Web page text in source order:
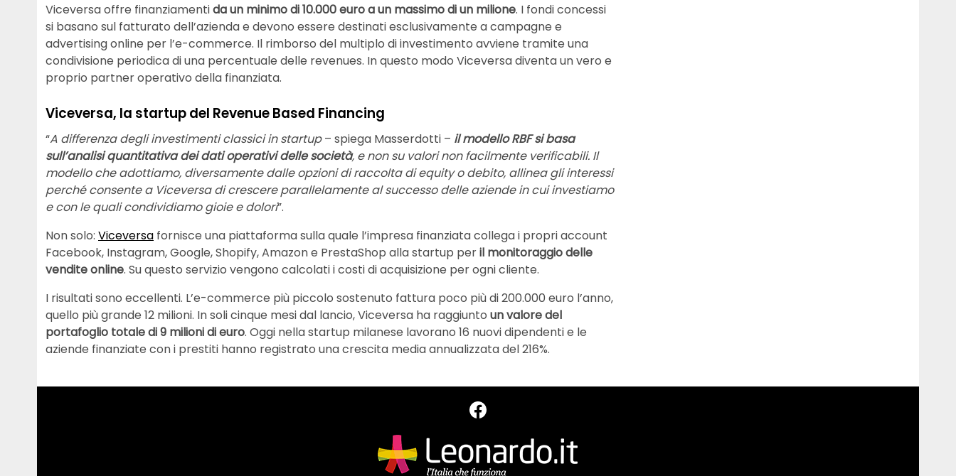
Viceversa offre finanziamentida un minimo di 10.000 euro a un massimo di un milione. I fondi concessi
si basano sul fatturato dell’azienda e devono essere destinati esclusivamente a campagne e
advertising online per l’e-commerce. Il rimborso del multiplo di investimento avviene tramite una
condivisione periodica di una percentuale delle revenues. In questo modo Viceversa diventa un vero e
proprio partner operativo della finanziata.
Viceversa, la startup del Revenue Based Financing
“A differenza degli investimenti classici in startup– spiega Masserdotti – il modello RBF si basa
sull’analisi quantitativa dei dati operativi delle società, e non su valori non facilmente verificabili. Il
modello che adottiamo, diversamente dalle opzioni di raccolta di equity o debito, allinea gli interessi
perché consente a Viceversa di crescere parallelamente al successo delle aziende in cui investiamo
e con le quali condividiamo gioie e dolori”.
Non solo: Viceversa fornisce una piattaforma sulla quale l’impresa finanziata collega i propri account
Facebook, Instagram, Google, Shopify, Amazon e PrestaShop alla startup peril monitoraggio delle
vendite online. Su questo servizio vengono calcolati i costi di acquisizione per ogni cliente.
I risultati sono eccellenti. L’e-commerce più piccolo sostenuto fattura poco più di 200.000 euro l’anno,
quello più grande 12 milioni. In soli cinque mesi dal lancio, Viceversa ha raggiunto un valore del
portafoglio totale di 9 milioni di euro. Oggi nella startup milanese lavorano 16 nuovi dipendenti e le
aziende finanziate con i prestiti hanno registrato una crescita media annualizzata del 216%.